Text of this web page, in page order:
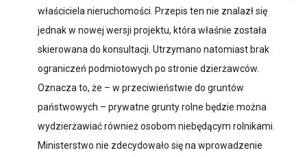
właściciela nieruchomości. Przepis ten nie znalazł się
jednak w nowej wersji projektu, która właśnie została
skierowana do konsultacji. Utrzymano natomiast brak
ograniczeń podmiotowych po stronie dzierżawców.
Oznacza to, że – w przeciwieństwie do gruntów
państwowych – prywatne grunty rolne będzie można
wydzierżawiać również osobom niebędącym rolnikami.
Ministerstwo nie zdecydowało się na wprowadzenie